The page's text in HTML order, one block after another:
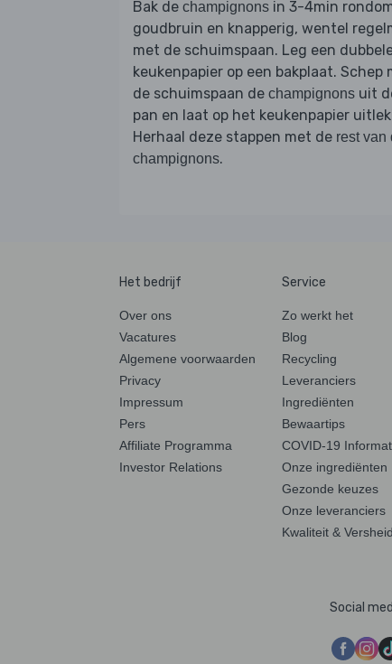
Bak de champignons in 3-4min
goudbruin en knapperig, wentel
met de schuimspaan. Leg een
keukenpapier op een bakplaat. Schep
de schuimspaan de champignons uit
pan en laat op het keukenpapier
Herhaal deze stappen met de rest van
champignons.
Het bedrijf
Over ons
Vacatures
Algemene voorwaarden
Privacy
Impressum
Pers
Affiliate Programma
Investor Relations
Service
Zo werkt het
Blog
Recycling
Leveranciers
Ingrediënten
Bewaartips
COVID-19
Onze ingrediënten
Gezonde keuzes
Onze leveranciers
Kwaliteit & Versheid
Social